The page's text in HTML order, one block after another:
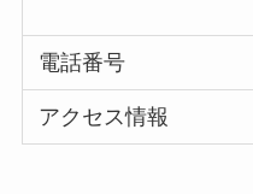
電話番号
アクセス情報